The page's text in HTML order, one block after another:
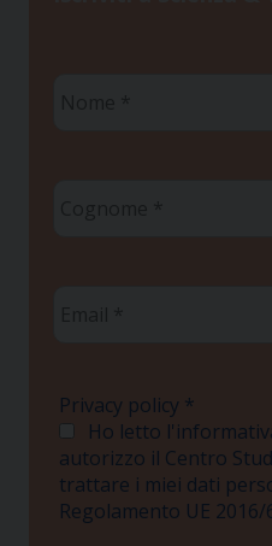
Privacy policy *
Ho letto
autorizzo il Centro
trattare i miei dati
Regolamento UE 2016/